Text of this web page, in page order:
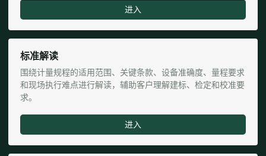
进入
标准解读
围绕计量规程的适用范围、关键条款、设备准确度、量程要求
和现场执行难点进行解读，辅助客户理解建标、检定和校准要
求。
进入